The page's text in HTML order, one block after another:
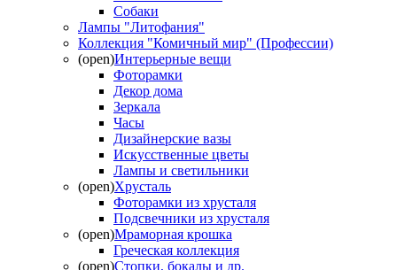
Собаки
Лампы "Литофания"
Коллекция "Комичный мир" (Профессии)
(open)Интерьерные вещи
Фоторамки
Декор дома
Зеркала
Часы
Дизайнерские вазы
Искусственные цветы
Лампы и светильники
(open)Хрусталь
Фоторамки из хрусталя
Подсвечники из хрусталя
(open)Мраморная крошка
Греческая коллекция
(open)Стопки, бокалы и др.